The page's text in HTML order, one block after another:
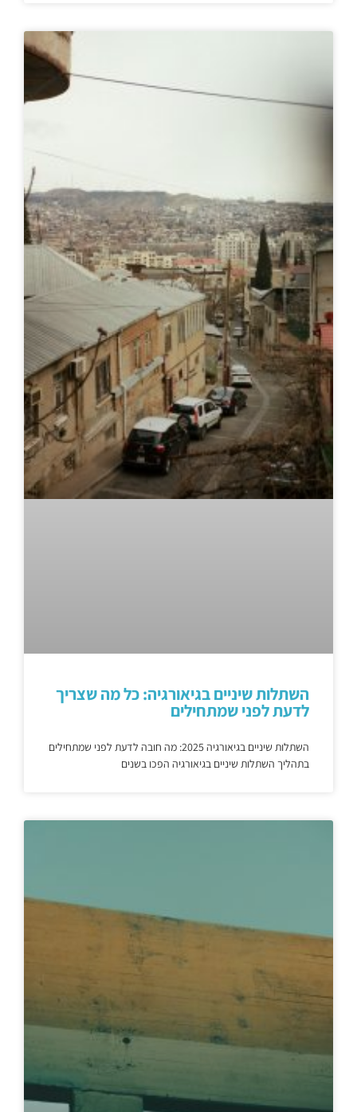
השתלות שיניים בגיאורגיה: כל מה שצריך
לדעת לפני שמתחילים
השתלות שיניים בגיאורגיה 2025: מה חובה לדעת לפני שמתחילים
בתהליך השתלות שיניים בגיאורגיה הפכו בשנים